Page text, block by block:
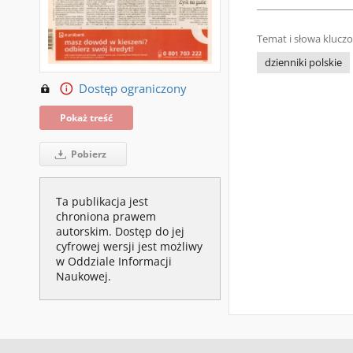
Dostęp ograniczony
Pokaż treść
Pobierz
Ta publikacja jest
chroniona prawem
autorskim. Dostęp do jej
cyfrowej wersji jest możliwy
w Oddziale Informacji
Naukowej.
Temat i słowa
dzienniki polskie